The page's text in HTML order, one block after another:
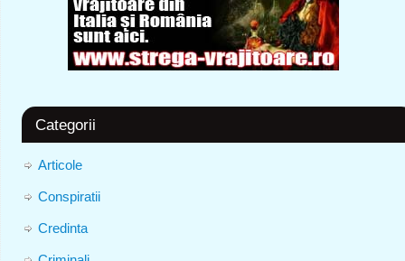
Categorii
Articole
Conspiratii
Credinta